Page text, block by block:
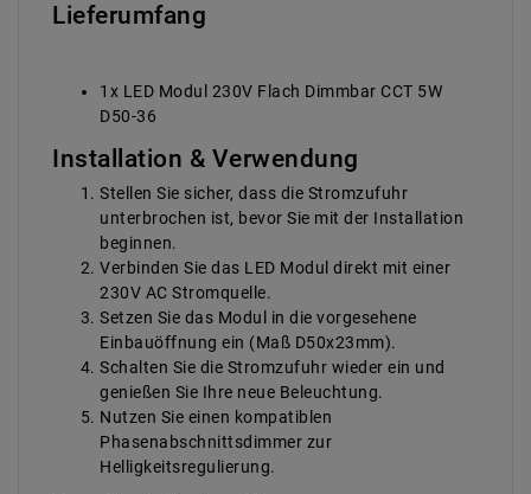
Lieferumfang
1x LED Modul 230V Flach Dimmbar CCT 5W
D50-36
Installation & Verwendung
Stellen Sie sicher, dass die Stromzufuhr
unterbrochen ist, bevor Sie mit der Installation
beginnen.
Verbinden Sie das LED Modul direkt mit einer
230V AC Stromquelle.
Setzen Sie das Modul in die vorgesehene
Einbauöffnung ein (Maß D50x23mm).
Schalten Sie die Stromzufuhr wieder ein und
genießen Sie Ihre neue Beleuchtung.
Nutzen Sie einen kompatiblen
Phasenabschnittsdimmer zur
Helligkeitsregulierung.